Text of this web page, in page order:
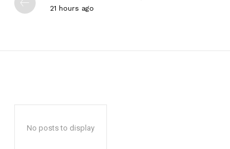
21 hours ago
No posts to display